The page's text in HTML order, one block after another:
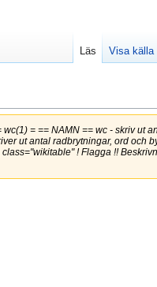
= == NAMN == wc - skriv ut
ut antal radbrytningar, ord och
! Flagga !!
Läs Visa källa